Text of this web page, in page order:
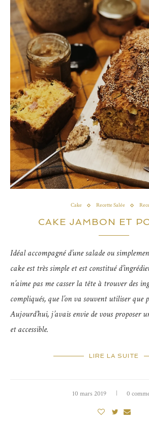
Cake Recette Salée
CAKE JAMBON ET
Idéal accompagné d’une salade ou
cake est très simple et est constitué
n’aime pas me casser la tête à trouver des
compliqués, que l’on va souvent utiliser que
Aujourd’hui, j’avais envie de vous proposer
et accessible.
LIRE LA SUITE
10 mars 2019 0